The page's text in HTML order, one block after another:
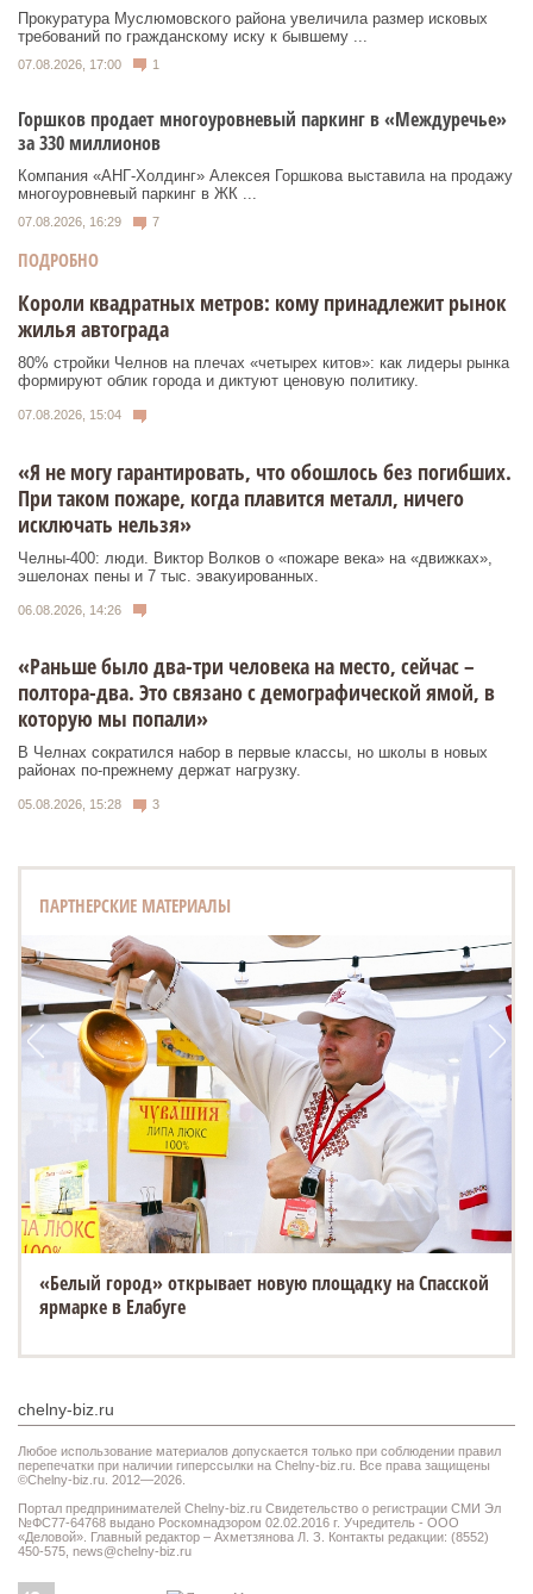
Прокуратура Муслюмовского района увеличила размер исковых
требований по гражданскому иску к бывшему ...
07.08.2026, 17:00 1
Горшков продает многоуровневый паркинг в «Междуречье»
за 330 миллионов
Компания «АНГ-Холдинг» Алексея Горшкова выставила на продажу
многоуровневый паркинг в ЖК ...
07.08.2026, 16:29 7
ПОДРОБНО
Короли квадратных метров: кому принадлежит рынок
жилья автограда
80% стройки Челнов на плечах «четырех китов»: как лидеры рынка
формируют облик города и диктуют ценовую политику.
07.08.2026, 15:04
«Я не могу гарантировать, что обошлось без погибших.
При таком пожаре, когда плавится металл, ничего
исключать нельзя»
Челны-400: люди. Виктор Волков о «пожаре века» на «движках»,
эшелонах пены и 7 тыс. эвакуированных.
06.08.2026, 14:26
«Раньше было два-три человека на место, сейчас –
полтора-два. Это связано с демографической ямой, в
которую мы попали»
В Челнах сократился набор в первые классы, но школы в новых
районах по-прежнему держат нагрузку.
05.08.2026, 15:28 3
ПАРТНЕРСКИЕ МАТЕРИАЛЫ
«Белый город» открывает новую площадку на Спасской
ярмарке в Елабуге
chelny-biz.ru
Любое использование материалов допускается только при соблюдении правил
перепечатки при наличии гиперссылки на Chelny-biz.ru. Все права защищены
©Chelny-biz.ru. 2012—2026.
Портал предпринимателей Chelny-biz.ru Свидетельство о регистрации СМИ Эл
№ФС77-64768 выдано Роскомнадзором 02.02.2016 г. Учредитель - ООО
«Деловой». Главный редактор – Ахметзянова Л. З. Контакты редакции: (8552)
450-575, news@chelny-biz.ru